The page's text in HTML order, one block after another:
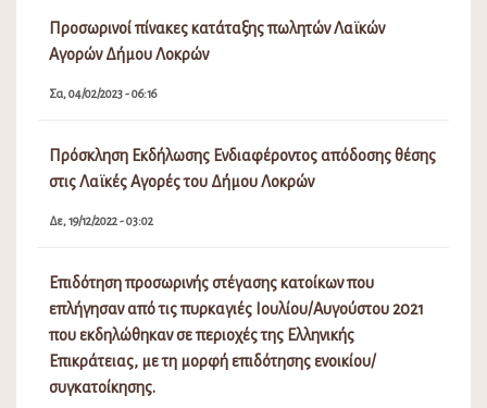
Προσωρινοί πίνακες κατάταξης πωλητών Λαϊκών
Αγορών Δήμου Λοκρών
Σα, 04/02/2023 - 06:16
Πρόσκληση Εκδήλωσης Ενδιαφέροντος απόδοσης θέσης
στις Λαϊκές Αγορές του Δήμου Λοκρών
Δε, 19/12/2022 - 03:02
Επιδότηση προσωρινής στέγασης κατοίκων που
επλήγησαν από τις πυρκαγιές Ιουλίου/Αυγούστου 2021
που εκδηλώθηκαν σε περιοχές της Ελληνικής
Επικράτειας, με τη μορφή επιδότησης ενοικίου/
συγκατοίκησης.